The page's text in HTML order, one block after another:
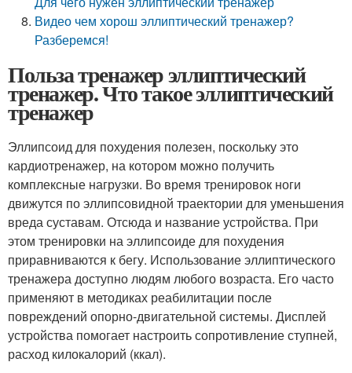
Видео чем хорош эллиптический тренажер?
Разберемся!
Польза тренажер эллиптический
тренажер. Что такое эллиптический
тренажер
Эллипсоид для похудения полезен, поскольку это
кардиотренажер, на котором можно получить
комплексные нагрузки. Во время тренировок ноги
движутся по эллипсовидной траектории для уменьшения
вреда суставам. Отсюда и название устройства. При
этом тренировки на эллипсоиде для похудения
приравниваются к бегу. Использование эллиптического
тренажера доступно людям любого возраста. Его часто
применяют в методиках реабилитации после
повреждений опорно-двигательной системы. Дисплей
устройства помогает настроить сопротивление ступней,
расход килокалорий (ккал).